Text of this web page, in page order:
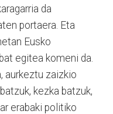
da
portaera. Eta
Eusko
egitea komeni da.
aurkeztu zaizkio
kezka batzuk,
erabaki politiko